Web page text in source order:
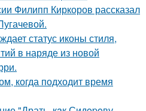
Филипп Киркоров рассказал
статус иконы стиля,
в наряде из новой
когда подходит время